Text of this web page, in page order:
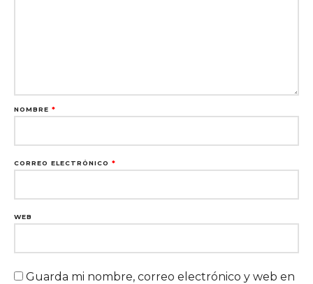
NOMBRE *
CORREO ELECTRÓNICO *
WEB
Guarda mi nombre, correo electrónico y web en